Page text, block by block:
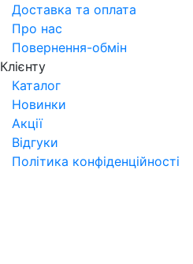
Доставка та оплата
Про нас
Повернення-обмін
Клієнту
Каталог
Новинки
Акції
Відгуки
Політика конфіденційності